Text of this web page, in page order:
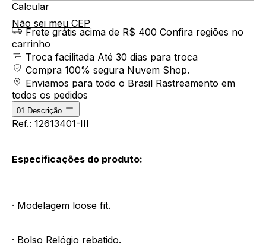
Calcular
Não sei meu CEP
Frete grátis acima de R$ 400 Confira regiões no
carrinho
Troca facilitada Até 30 dias para troca
Compra 100% segura Nuvem Shop.
Enviamos para todo o Brasil Rastreamento em
todos os pedidos
01 Descrição
Ref.: 12613401-III
Especificações do produto:
· Modelagem loose fit.
· Bolso Relógio rebatido.